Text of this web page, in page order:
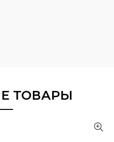
ТОВАРЫ